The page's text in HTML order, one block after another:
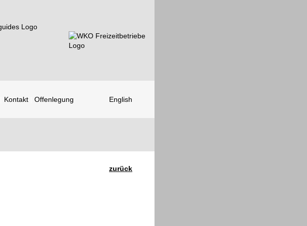
Kontakt Offenlegung English
zurück